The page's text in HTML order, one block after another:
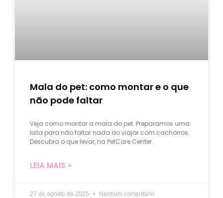
Mala do pet: como montar e o que
não pode faltar
Veja como montar a mala do pet. Preparamos uma
lista para não faltar nada ao viajar com cachorros.
Descubra o que levar, na PetCare Center.
LEIA MAIS »
27 de agosto de 2025 Nenhum comentário